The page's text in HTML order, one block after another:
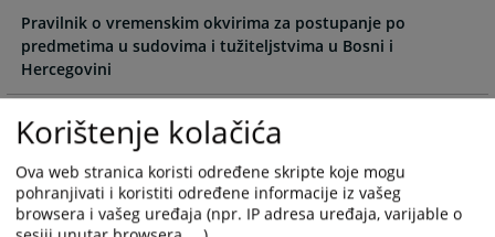
forward
to
interact
with
the
calendar
and
select
a
forward
to
with
the
calendar
and
select
a
Pravilnik o vremenskim okvirima za postupanje po
predmetima u sudovima i tužiteljstvima u Bosni i
Hercegovini
Korištenje kolačića
Ova web stranica koristi određene skripte koje mogu
pohranjivati i koristiti određene informacije iz vašeg
browsera i vašeg uređaja (npr. IP adresa uređaja, varijable o